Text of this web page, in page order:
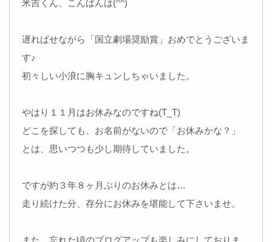
米吉くん、こんばんは(^^)
遅ればせながら「国立劇場奨励賞」おめでとうございま
す♪
初々しい小浪に胸キュンしちゃいました。
やはり１１月はお休みなのですね(T_T)
どこを探しても、お名前がないので「お休みかな？」
とは、思いつつも少し期待していました。
ですが約３年８ヶ月ぶりのお休みとは…
走り続けた分、存分にお休みを堪能して下さいませ。